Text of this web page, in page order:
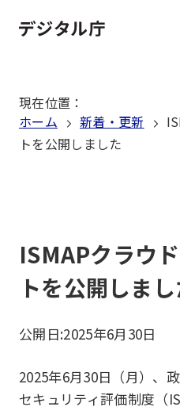
文
動
現在位置 ：
ホーム
新着・更新
トを公開しました
ISMAPクラウ
トを公開しま
公開日:2025年6月30日
2025年6月30日（月）、
セキュリティ評価制度（